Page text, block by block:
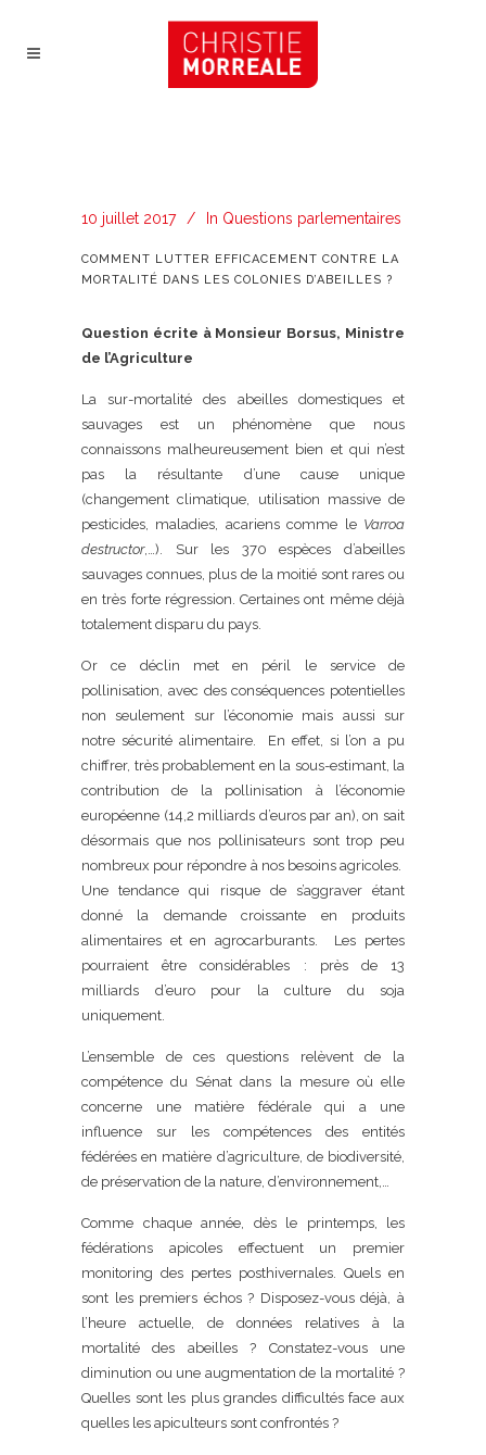
10 juillet 2017 In Questions parlementaires
COMMENT LUTTER EFFICACEMENT CONTRE LA
MORTALITÉ DANS LES COLONIES D’ABEILLES ?
Question écrite à Monsieur Borsus, Ministre
de l’Agriculture
La sur-mortalité des abeilles domestiques et
sauvages est un phénomène que nous
connaissons malheureusement bien et qui n’est
pas la résultante d’une cause unique
(changement climatique, utilisation massive de
pesticides, maladies, acariens comme le Varroa
destructor,…). Sur les 370 espèces d’abeilles
sauvages connues, plus de la moitié sont rares ou
en très forte régression. Certaines ont même déjà
totalement disparu du pays.
Or ce déclin met en péril le service de
pollinisation, avec des conséquences potentielles
non seulement sur l’économie mais aussi sur
notre sécurité alimentaire. En effet, si l’on a pu
chiffrer, très probablement en la sous-estimant, la
contribution de la pollinisation à l’économie
européenne (14,2 milliards d’euros par an), on sait
désormais que nos pollinisateurs sont trop peu
nombreux pour répondre à nos besoins agricoles.
Une tendance qui risque de s’aggraver étant
donné la demande croissante en produits
alimentaires et en agrocarburants. Les pertes
pourraient être considérables : près de 13
milliards d’euro pour la culture du soja
uniquement.
L’ensemble de ces questions relèvent de la
compétence du Sénat dans la mesure où elle
concerne une matière fédérale qui a une
influence sur les compétences des entités
fédérées en matière d’agriculture, de biodiversité,
de préservation de la nature, d’environnement,…
Comme chaque année, dès le printemps, les
fédérations apicoles effectuent un premier
monitoring des pertes posthivernales. Quels en
sont les premiers échos ? Disposez-vous déjà, à
l’heure actuelle, de données relatives à la
mortalité des abeilles ? Constatez-vous une
diminution ou une augmentation de la mortalité ?
Quelles sont les plus grandes difficultés face aux
quelles les apiculteurs sont confrontés ?